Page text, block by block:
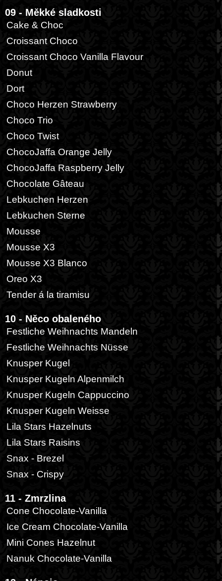
09 - Měkké sladkosti
Cake & Choc
Croissant Choco
Croissant Choco Vanilla Flavour
Donut
Dort
Choco Herzen Strawberry
Choco Trio
Choco Twist
ChocoJaffa Orange Jelly
ChocoJaffa Raspberry Jelly
Chocolate Gâteau
Lebkuchen Herzen
Lebkuchen Sterne
Mousse
Mousse X3
Mousse X3 Blanco
Oreo X3
Tender á la tiramisu
10 - Něco obaleného
Festliche Weihnachts Mandeln
Festliche Weihnachts Nüsse
Knusper Kugel
Knusper Kugeln Alpenmilch
Knusper Kugeln Cappuccino
Knusper Kugeln Weisse
Lila Stars Hazelnuts
Lila Stars Raisins
Snax - Brezel
Snax - Crispy
11 - Zmrzlina
Cone Chocolate-Vanilla
Ice Cream Chocolate-Vanilla
Mini Cones Hazelnut
Nanuk Chocolate-Vanilla